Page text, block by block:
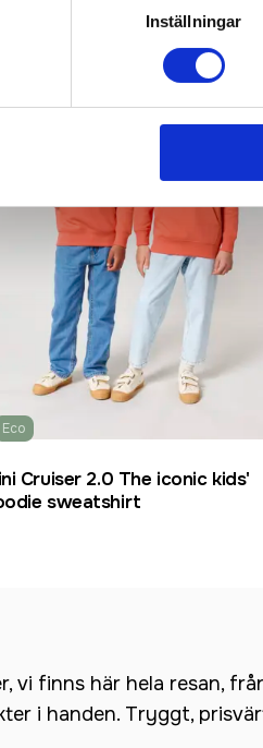
Inställningar
Eco
Cruiser 2.0 The iconic kids'
sweatshirt
vi finns här hela resan,
i handen. Tryggt,